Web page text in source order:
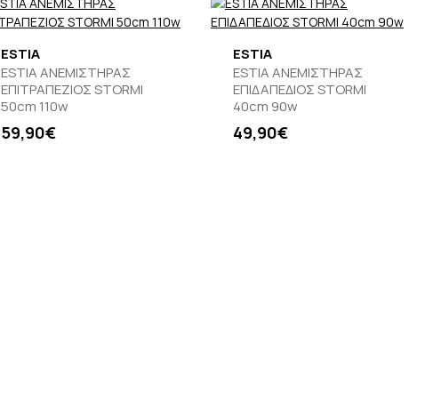
ESTIA
ESTIA ΑΝΕΜΙΣΤΗΡΑΣ
ΕΠΙΤΡΑΠΕΖΙΟΣ STORMI
50cm 110w
59,90€
ESTIA
ESTIA ΑΝΕΜΙΣΤΗΡΑΣ
ΕΠΙΔΑΠΕΔΙΟΣ STORMI
40cm 90w
49,90€